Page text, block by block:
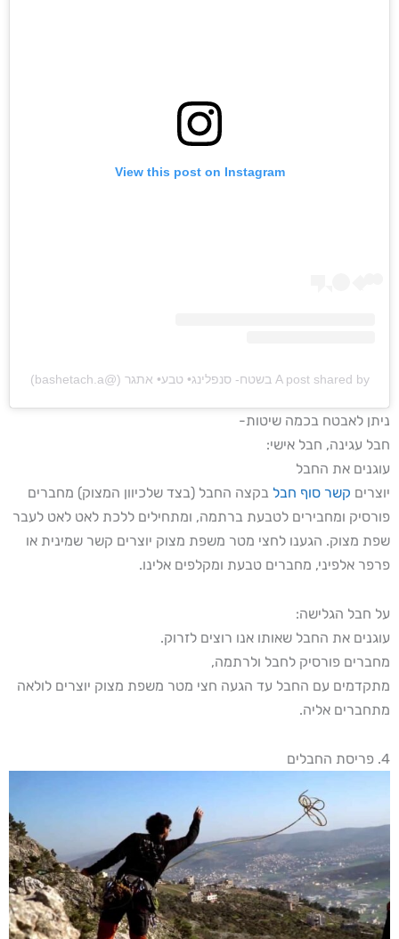
View this post on Instagram
A post shared by בשטח- סנפלינג• טבע• אתגר (@bashetach.a)
ניתן לאבטח בכמה שיטות-
חבל עגינה, חבל אישי:
עוגנים את החבל
יוצרים קשר סוף חבל בקצה החבל (בצד שלכיוון המצוק) מחברים
פורסיק ומחבירים לטבעת ברתמה, ומתחילים ללכת לאט לאט לעבר
שפת מצוק. הגענו לחצי מטר משפת מצוק יוצרים קשר שמינית או
פרפר אלפיני, מחברים טבעת ומקלפים אלינו.
על חבל הגלישה:
עוגנים את החבל שאותו אנו רוצים לזרוק.
מחברים פורסיק לחבל ולרתמה,
מתקדמים עם החבל עד הגעה חצי מטר משפת מצוק יוצרים לולאה
מתחברים אליה.
4. פריסת החבלים